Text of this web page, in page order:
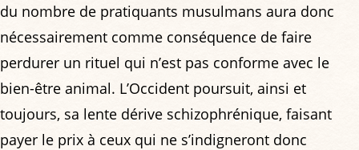
du nombre de pratiquants musulmans aura donc
nécessairement comme conséquence de faire
perdurer un rituel qui n’est pas conforme avec le
bien-être animal. L’Occident poursuit, ainsi et
toujours, sa lente dérive schizophrénique, faisant
payer le prix à ceux qui ne s’indigneront donc